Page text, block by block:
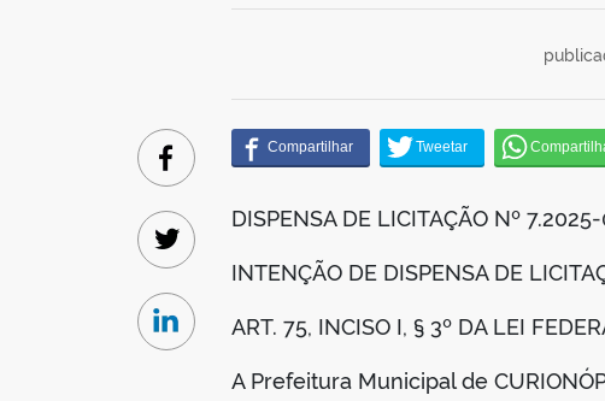
DISPENSA DE LICITAÇÃO Nº
INTENÇÃO DE DISPENSA DE
ART. 75, INCISO I, § 3º DA LEI
A Prefeitura Municipal de
Facebook
Twitter
Linkedin